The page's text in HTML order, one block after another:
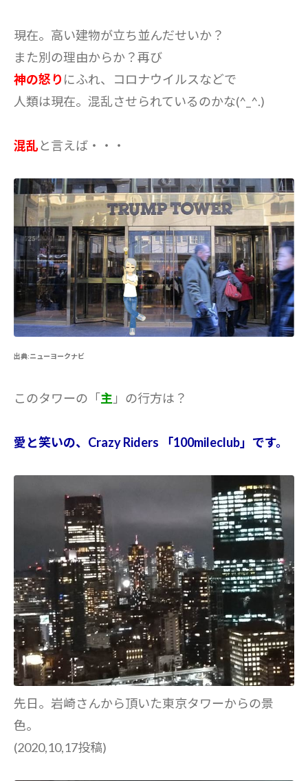
現在。高い建物が立ち並んだせいか？
また別の理由からか？再び
神の怒り にふれ、コロナウイルスなどで
人類は現在。混乱させられているのかな(^_^.)
混乱と言えば・・・
出典:ニューヨークナビ
このタワーの「主 」の行方は？
愛と笑いの、Crazy Riders 「100mileclub」です。
先日。岩崎さんから頂いた東京タワーからの景
色。
(2020,10,17投稿)